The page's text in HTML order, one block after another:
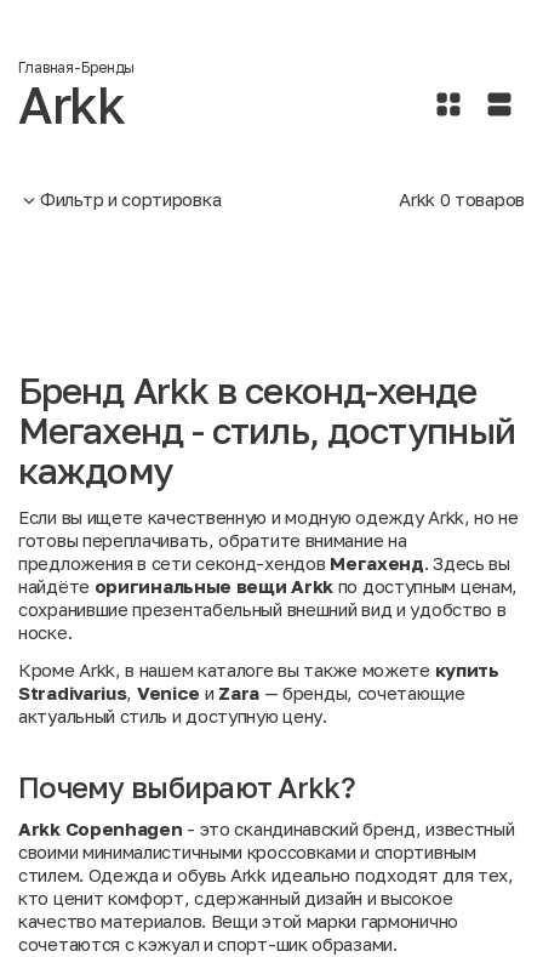
Главная-Бренды
Arkk
Фильтр и сортировка Arkk 0 товаров
Бренд Arkk в секонд-хенде
Мегахенд - стиль, доступный
каждому
Если вы ищете качественную и модную одежду Arkk, но не
готовы переплачивать, обратите внимание на
предложения в сети секонд-хендов Мегахенд. Здесь вы
найдёте оригинальные вещи Arkk по доступным ценам,
сохранившие презентабельный внешний вид и удобство в
носке.
Кроме Arkk, в нашем каталоге вы также можете купить
Stradivarius, Venice и Zara— бренды, сочетающие
актуальный стиль и доступную цену.
Почему выбирают Arkk?
Arkk Copenhagen - это скандинавский бренд, известный
своими минималистичными кроссовками и спортивным
стилем. Одежда и обувь Arkk идеально подходят для тех,
кто ценит комфорт, сдержанный дизайн и высокое
качество материалов. Вещи этой марки гармонично
сочетаются с кэжуал и спорт-шик образами.